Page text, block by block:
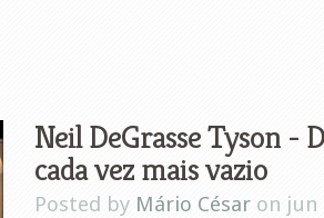
Neil DeGrasse Tyson -
cada vez mais vazio
Posted by Mário César on jun